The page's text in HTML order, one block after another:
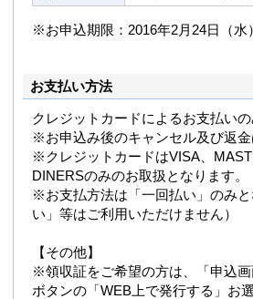
※お申込期限：2016年2月24日（水
お支払い方法
クレジットカードによるお支払いの
※お申込み後のキャンセル及び返金
※クレジットカードはVISA、
DINERSのみのお取扱となります。
※お支払方法は「一回払い」のみ
い」等はご利用いただけません）
【その他】
※領収証をご希望の方は、「申込
ボタンの「WEB上で発行する」お選